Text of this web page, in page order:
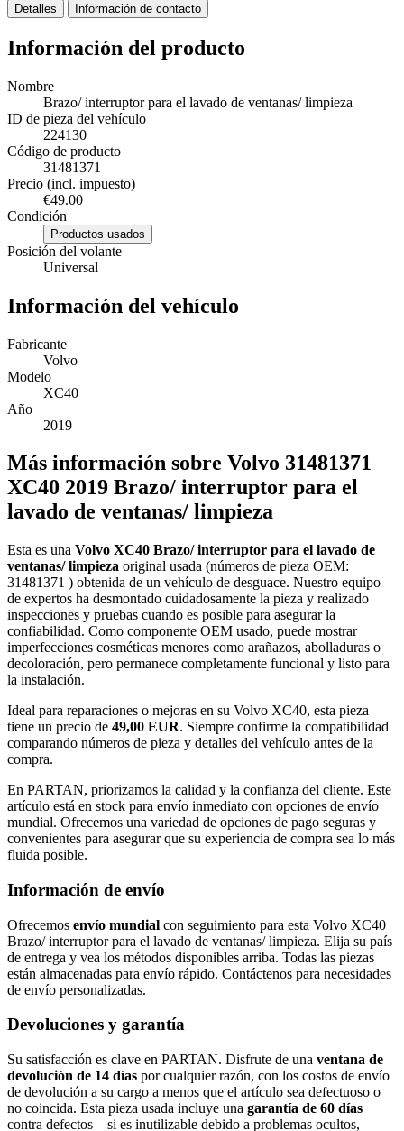
Detalles
Información de contacto
Información del producto
Nombre
Brazo/ interruptor para el lavado de ventanas/ limpieza
ID de pieza del vehículo
224130
Código de producto
31481371
Precio (incl. impuesto)
€49.00
Condición
Productos usados
Posición del volante
Universal
Información del vehículo
Fabricante
Volvo
Modelo
XC40
Año
2019
Más información sobre Volvo 31481371
XC40 2019 Brazo/ interruptor para el
lavado de ventanas/ limpieza
Esta es una Volvo XC40 Brazo/ interruptor para el lavado de
ventanas/ limpieza original usada (números de pieza OEM:
31481371 ) obtenida de un vehículo de desguace. Nuestro equipo
de expertos ha desmontado cuidadosamente la pieza y realizado
inspecciones y pruebas cuando es posible para asegurar la
confiabilidad. Como componente OEM usado, puede mostrar
imperfecciones cosméticas menores como arañazos, abolladuras o
decoloración, pero permanece completamente funcional y listo para
la instalación.
Ideal para reparaciones o mejoras en su Volvo XC40, esta pieza
tiene un precio de 49,00 EUR. Siempre confirme la compatibilidad
comparando números de pieza y detalles del vehículo antes de la
compra.
En PARTAN, priorizamos la calidad y la confianza del cliente. Este
artículo está en stock para envío inmediato con opciones de envío
mundial. Ofrecemos una variedad de opciones de pago seguras y
convenientes para asegurar que su experiencia de compra sea lo más
fluida posible.
Información de envío
Ofrecemos envío mundial con seguimiento para esta Volvo XC40
Brazo/ interruptor para el lavado de ventanas/ limpieza. Elija su país
de entrega y vea los métodos disponibles arriba. Todas las piezas
están almacenadas para envío rápido. Contáctenos para necesidades
de envío personalizadas.
Devoluciones y garantía
Su satisfacción es clave en PARTAN. Disfrute de una ventana de
devolución de 14 días por cualquier razón, con los costos de envío
de devolución a su cargo a menos que el artículo sea defectuoso o
no coincida. Esta pieza usada incluye una garantía de 60 días
contra defectos – si es inutilizable debido a problemas ocultos,